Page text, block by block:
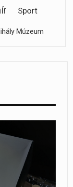
Sport
Múzeum